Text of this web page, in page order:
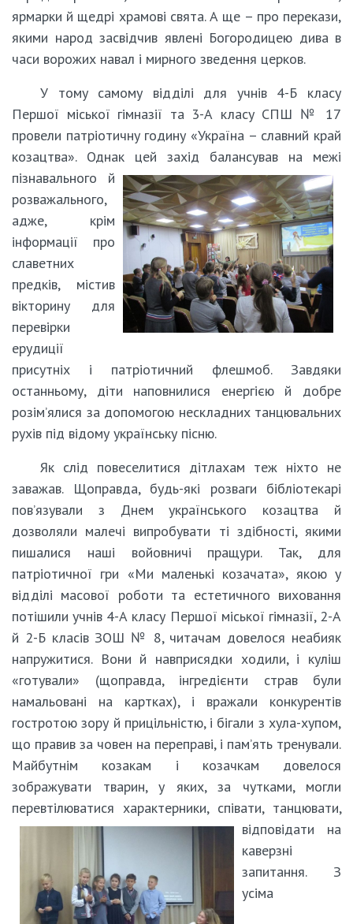
ярмарки й щедрі храмові свята. А ще – про перекази,
якими народ засвідчив явлені Богородицею дива в
часи ворожих навал і мирного зведення церков.
У тому самому відділі для учнів 4-Б класу
Першої міської гімназії та 3-А класу СПШ № 17
провели патріотичну годину «Україна – славний край
козацтва». Однак цей захід балансував на межі
пізнавального й
розважального,
адже, крім
інформації про
славетних
предків, містив
вікторину для
перевірки
ерудиції
присутніх і патріотичний флешмоб. Завдяки
останньому, діти наповнилися енергією й добре
розім’ялися за допомогою нескладних танцювальних
рухів під відому українську пісню.
Як слід повеселитися дітлахам теж ніхто не
заважав. Щоправда, будь-які розваги бібліотекарі
пов’язували з Днем українського козацтва й
дозволяли малечі випробувати ті здібності, якими
пишалися наші войовничі пращури. Так, для
патріотичної гри «Ми маленькі козачата», якою у
відділі масової роботи та естетичного виховання
потішили учнів 4-А класу Першої міської гімназії, 2-А
й 2-Б класів ЗОШ № 8, читачам довелося неабияк
напружитися. Вони й навприсядки ходили, і куліш
«готували» (щоправда, інгредієнти страв були
намальовані на картках), і вражали конкурентів
гостротою зору й прицільністю, і бігали з хула-хупом,
що правив за човен на переправі, і пам’ять тренували.
Майбутнім козакам і козачкам довелося
зображувати тварин, у яких, за чутками, могли
перевтілюватися характерники, співати, танцювати,
відповідати на
каверзні
запитання. З
усіма